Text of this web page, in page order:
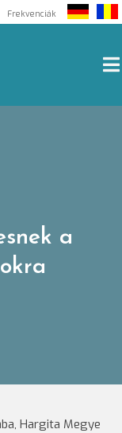
Frekvenciák
a
Hargita Megye